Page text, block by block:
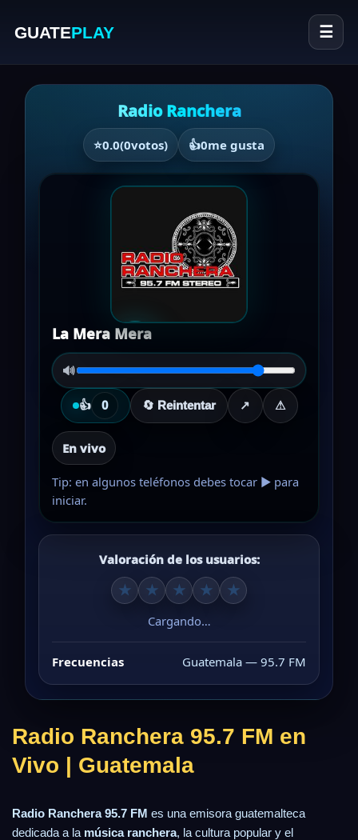
GUATEPLAY ☰
Radio Ranchera
⭐0.0(0votos) 👍0me gusta
▶
La Mera Mera
🔊
👍 0 🔄 Reintentar ↗ ⚠
En vivo
Tip: en algunos teléfonos debes tocar ▶ para
iniciar.
Valoración de los usuarios:
★
★ ★ ★
★
Cargando…
Frecuencias Guatemala — 95.7 FM
Radio Ranchera 95.7 FM en
Vivo | Guatemala
Radio Ranchera 95.7 FM es una emisora guatemalteca
dedicada a la música ranchera, la cultura popular y el